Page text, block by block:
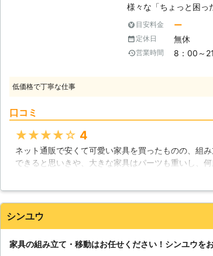
様々な「ちょっと困っ
ど、2人ならサッとで
ひとつです。ただ、ご
いう方はたくさんいら
にもぜひ当社がお助けに参
具は1人での組立が非
きらめてしまうのはも
参ります。これまでの
う時、多少重さがあっ
ん。しかし、もし倒れ
す。当社では、大切な
の移動を行います。で
目安料金 ー
定休日 無休
営業時間 8：00～
低価格で丁寧な仕事
口コミ
★★★★★ 4
ネット通販で安くて可愛い家具を買ったものの、組
できると思いきや、大きな家具はパーツも重いし、
家具を買ったのに元も子もないなと思いつつ、結局
言わなかった私も悪いので仕方ないですね。
愛知県 岡崎市 2016年11月30日
シンユウ
家具の組み立て・移動はお任せください！シンユウを